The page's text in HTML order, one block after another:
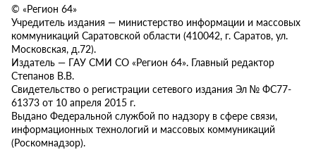
© «Регион 64»
Учредитель издания — министерство информации и массовых
коммуникаций Саратовской области (410042, г. Саратов, ул.
Московская, д.72).
Издатель — ГАУ СМИ СО «Регион 64». Главный редактор
Степанов В.В.
Свидетельство о регистрации сетевого издания Эл № ФС77-
61373 от 10 апреля 2015 г.
Выдано Федеральной службой по надзору в сфере связи,
информационных технологий и массовых коммуникаций
(Роскомнадзор).